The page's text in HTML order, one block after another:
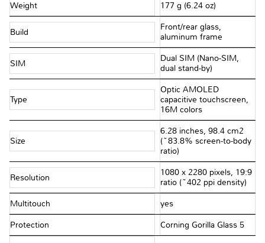
Weight 177 g (6.24 oz)
Build
Front/rear glass,
aluminum frame
SIM
Dual SIM (Nano-SIM,
dual stand-by)
Type
Optic AMOLED
capacitive touchscreen,
16M colors
Size
6.28 inches, 98.4 cm2
(~83.8% screen-to-body
ratio)
Resolution
1080 x 2280 pixels, 19:9
ratio (~402 ppi density)
Multitouch yes
Protection Corning Gorilla Glass 5